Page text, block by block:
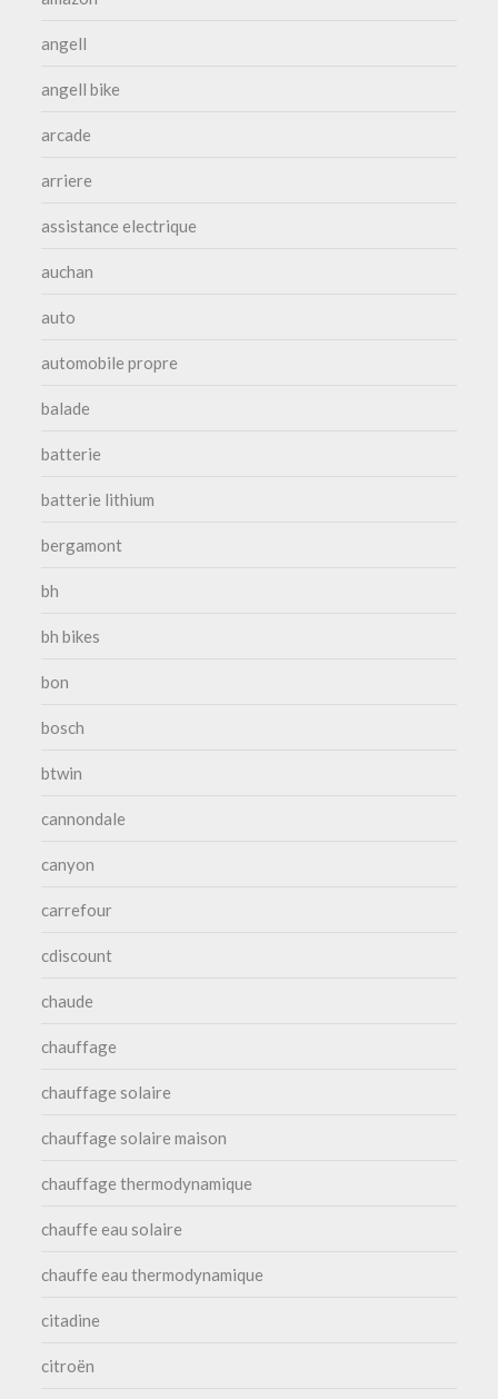
angell
angell bike
arcade
arriere
assistance electrique
auchan
auto
automobile propre
balade
batterie
batterie lithium
bergamont
bh
bh bikes
bon
bosch
btwin
cannondale
canyon
carrefour
cdiscount
chaude
chauffage
chauffage solaire
chauffage solaire maison
chauffage thermodynamique
chauffe eau solaire
chauffe eau thermodynamique
citadine
citroën